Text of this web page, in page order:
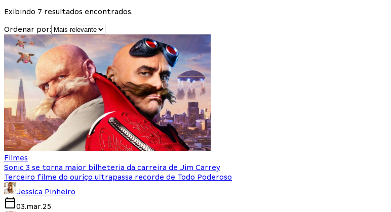
Exibindo 7 resultados encontrados.
Ordenar por:
Filmes
Sonic 3 se torna maior bilheteria da carreira de Jim Carrey
Terceiro filme do ouriço ultrapassa recorde de Todo Poderoso
Jessica Pinheiro
03.mar.25